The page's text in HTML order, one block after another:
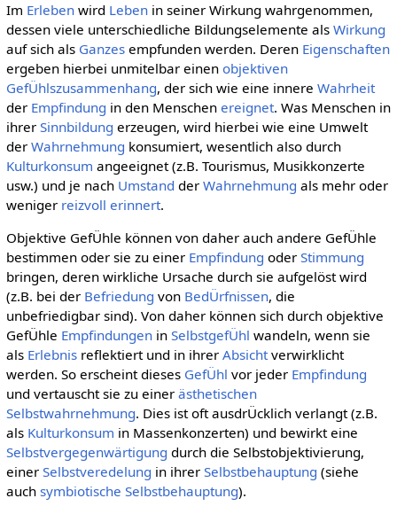
Im Erlebenwird Lebenin seiner Wirkung wahrgenommen,
dessen viele unterschiedliche Bildungselemente als Wirkung
auf sich als Ganzesempfunden werden. Deren Eigenschaften
ergeben hierbei unmitelbar einen objektiven
GefÜhlszusammenhang, der sich wie eine innere Wahrheit
der Empfindung in den Menschen ereignet. Was Menschen in
ihrer Sinnbildung erzeugen, wird hierbei wie eine Umwelt
der Wahrnehmung konsumiert, wesentlich also durch
Kulturkonsum angeeignet (z.B. Tourismus, Musikkonzerte
usw.) und je nach Umstand der Wahrnehmung als mehr oder
weniger reizvoll erinnert.
Objektive GefÜhle können von daher auch andere GefÜhle
bestimmen oder sie zu einer Empfindung oder Stimmung
bringen, deren wirkliche Ursache durch sie aufgelöst wird
(z.B. bei der Befriedung von BedÜrfnissen, die
unbefriedigbar sind). Von daher können sich durch objektive
GefÜhle Empfindungenin SelbstgefÜhl wandeln, wenn sie
als Erlebnisreflektiert und in ihrer Absichtverwirklicht
werden. So erscheint dieses GefÜhl vor jeder Empfindung
und vertauscht sie zu einer ästhetischen
Selbstwahrnehmung. Dies ist oft ausdrÜcklich verlangt (z.B.
als Kulturkonsum in Massenkonzerten) und bewirkt eine
Selbstvergegenwärtigung durch die Selbstobjektivierung,
einer Selbstveredelung in ihrer Selbstbehauptung (siehe
auch symbiotische Selbstbehauptung).